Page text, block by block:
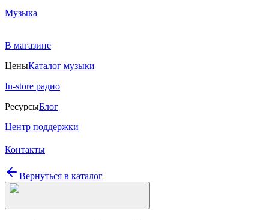
Музыка
В магазине
ЦеныКаталог музыки
In-store радио
РесурсыБлог
Центр поддержки
Контакты
Вернуться в каталог